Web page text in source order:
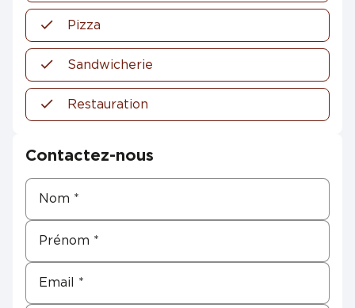
Pizza
Sandwicherie
Restauration
Contactez-nous